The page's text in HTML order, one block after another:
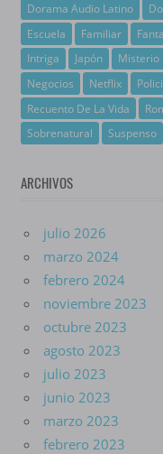
Dorama Audio Latino
Escuela
Familiar
Intriga
Japón Misterio
Negocios
Netflix
Recuento De La Vida
Sobrenatural
Suspenso
ARCHIVOS
julio 2026
marzo 2024
febrero 2024
noviembre 2023
octubre 2023
agosto 2023
julio 2023
junio 2023
marzo 2023
febrero 2023